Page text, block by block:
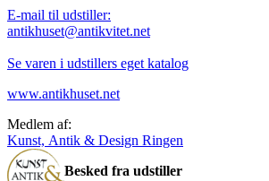
E-mail til udstiller:
antikhuset@antikvitet.net
Se varen i udstillers eget katalog
www.antikhuset.net
Medlem af:
Kunst, Antik & Design Ringen
Besked fra udstiller